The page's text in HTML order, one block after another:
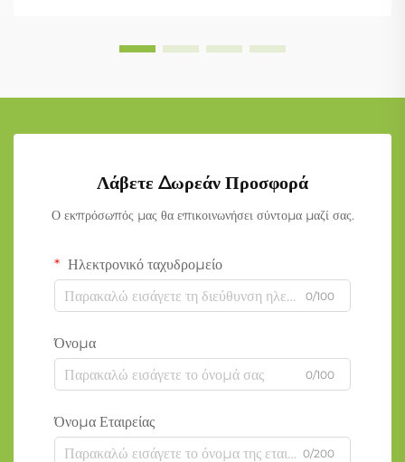
Λάβετε Δωρεάν Προσφορά
Ο εκπρόσωπός μας θα επικοινωνήσει σύντομα μαζί σας.
Ηλεκτρονικό ταχυδρομείο
0/100
Όνομα
0/100
Όνομα Εταιρείας
0/200